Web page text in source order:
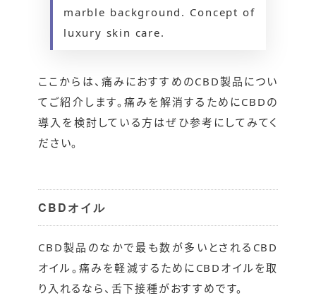
marble background. Concept of
luxury skin care.
ここからは、痛みにおすすめのCBD製品につい
てご紹介します。痛みを解消するためにCBDの
導入を検討している方はぜひ参考にしてみてく
ださい。
CBDオイル
CBD製品のなかで最も数が多いとされるCBD
オイル。痛みを軽減するためにCBDオイルを取
り入れるなら、舌下接種がおすすめです。